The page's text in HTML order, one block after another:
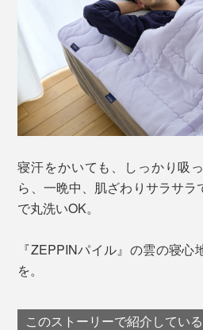
寝汗をかいても、しっかり吸
ら、一晩中、肌ざわりサラサ
で丸洗いOK。
『ZEPPINパイル』の雲の寝
を。
このストーリーで紹介してい